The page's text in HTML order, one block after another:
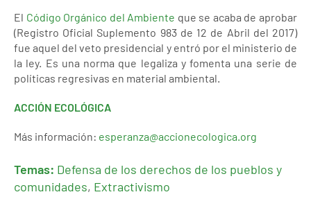
El Código Orgánico del Ambiente que se acaba de aprobar
(Registro Oficial Suplemento 983 de 12 de Abril del 2017)
fue aquel del veto presidencial y entró por el ministerio de
la ley. Es una norma que legaliza y fomenta una serie de
políticas regresivas en material ambiental.
ACCIÓN ECOLÓGICA
Más información: esperanza@accionecologica.org
Temas: Defensa de los derechos de los pueblos y
comunidades, Extractivismo